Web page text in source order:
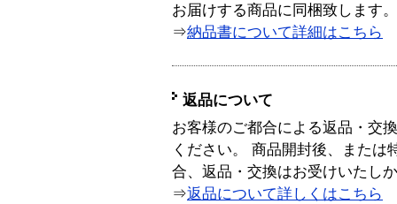
お届けする商品に同梱致します。
⇒納品書について詳細はこちら
返品について
お客様のご都合による返品・交
ください。 商品開封後、または
合、返品・交換はお受けいたし
⇒返品について詳しくはこちら